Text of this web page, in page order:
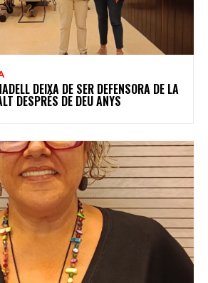
DEIXA DE SER DEFENSORA DE LA
DESPRÉS DE DEU ANYS